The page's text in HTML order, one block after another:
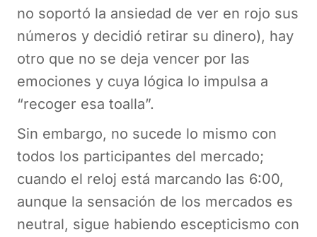
no soportó la ansiedad de ver en rojo sus
números y decidió retirar su dinero), hay
otro que no se deja vencer por las
emociones y cuya lógica lo impulsa a
“recoger esa toalla”.
Sin embargo, no sucede lo mismo con
todos los participantes del mercado;
cuando el reloj está marcando las 6:00,
aunque la sensación de los mercados es
neutral, sigue habiendo escepticismo con